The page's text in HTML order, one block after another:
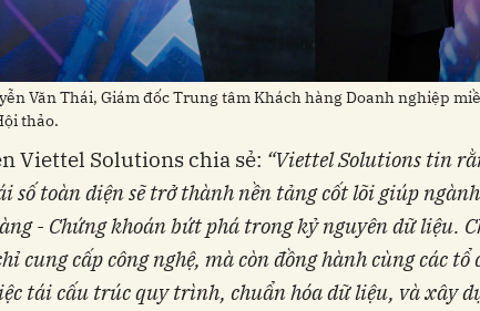
Văn Thái, Giám đốc Trung tâm Khách hàng Doanh nghiệp
thảo.
Viettel Solutions chia sẻ: “Viettel Solutions tin
số toàn diện sẽ trở thành nền tảng cốt lõi giúp
- Chứng khoán bứt phá trong kỷ nguyên dữ liệu.
cung cấp công nghệ, mà còn đồng hành cùng các
tái cấu trúc quy trình, chuẩn hóa dữ liệu, và xây